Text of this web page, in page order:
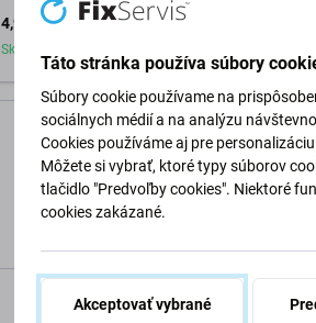
Pridať do košíka
4,98 €
Skladom
Popis a špecifikácia
Táto stránka používa súbory
Súbory cookie používame na
sociálnych médií a na analýzu
Cookies používáme aj pre
Môžete si vybrať, ktoré typy súborov
tlačidlo "Predvoľby cookies". Niektoré
cookies zakázané.
Akceptovať vybrané